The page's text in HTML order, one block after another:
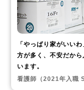
「やっぱり家がいい
方が多く、不安だか
います。
看護師（2021年入職 S